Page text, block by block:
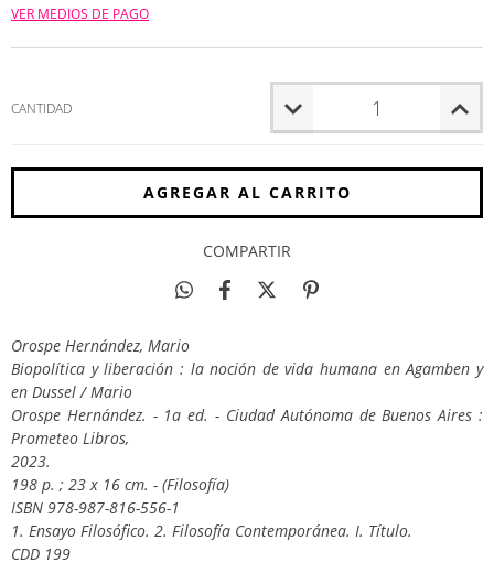
VER MEDIOS DE PAGO
CANTIDAD
COMPARTIR
Orospe Hernández, Mario
Biopolítica y liberación : la noción de vida humana en Agamben y
en Dussel / Mario
Orospe Hernández. - 1a ed. - Ciudad Autónoma de Buenos Aires :
Prometeo Libros,
2023.
198 p. ; 23 x 16 cm. - (Filosofía)
ISBN 978-987-816-556-1
1. Ensayo Filosófico. 2. Filosofía Contemporánea. I. Título.
CDD 199